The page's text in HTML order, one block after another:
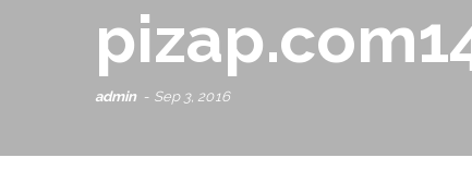
admin Sep 3, 2016